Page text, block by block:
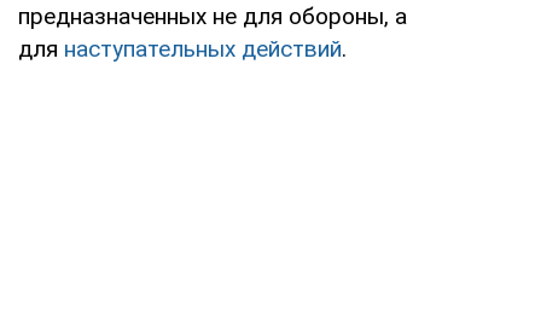
предназначенных не для обороны, а
для наступательных действий.